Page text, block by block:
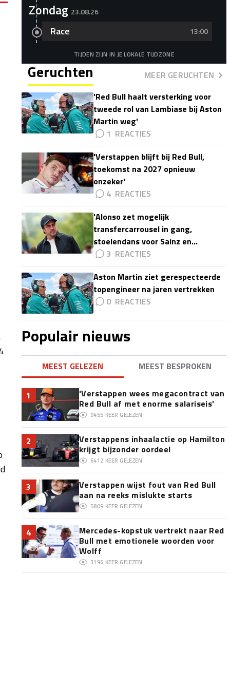
Zondag 23.08.26
Race 13:00
TIJDEN ZIJN IN JE LOKALE TIJDZONE
Geruchten
MEER GERUCHTEN
'Red Bull haalt versterking voor
tweede rol van Lambiase bij Aston
Martin weg'
1
'Verstappen blijft bij Red Bull,
toekomst na 2027 opnieuw
onzeker'
4
'Alonso zet mogelijk
transfercarrousel in gang,
stoelendans voor Sainz en
Colapinto'
3
Aston Martin ziet gerespecteerde
topengineer na jaren vertrekken
0
Populair nieuws
MEEST GELEZEN MEEST BESPROKEN
1
'Verstappen wees megacontract van
Red Bull af met enorme salariseis'
9455 KEER GELEZEN
2
Verstappens inhaalactie op Hamilton
krijgt bijzonder oordeel
6412 KEER GELEZEN
3
Verstappen wijst fout van Red Bull
aan na reeks mislukte starts
5809 KEER GELEZEN
4
Mercedes-kopstuk vertrekt naar Red
Bull met emotionele woorden voor
Wolff
3196 KEER GELEZEN